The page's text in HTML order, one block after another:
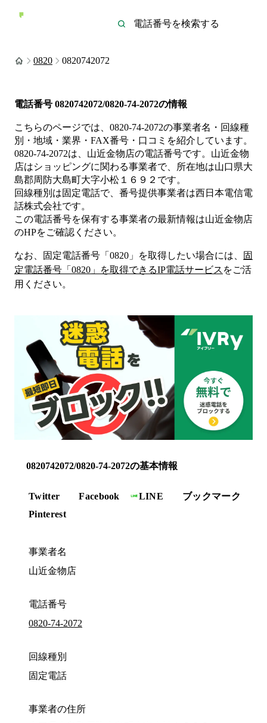
0820 0820742072
電話番号 0820742072/0820-74-2072の情報
こちらのページでは、 0820-74-2072の事業者名・回線種
別・地域・業界・FAX番号・口コミを紹介しています。
0820-74-2072は、 山近金物店の電話番号です。 山近金物
店はショッピングに関わる事業者で、所在地は山口県大
島郡周防大島町大字小松１６９２ です。
回線種別は固定電話で、番号提供事業者は西日本電信電
話株式会社です。
この電話番号を保有する事業者の最新情報は山近金物店
のHPをご確認ください。
なお、固定電話番号「 0820 」を取得したい場合には、
固
定電話番号「 0820 」を取得できるIP電話サービス をご活
用ください。
0820742072/0820-74-2072の基本情報
Twitter Facebook LINE
ブックマーク
Pinterest
事業者名
山近金物店
電話番号
0820-74-2072
回線種別
固定電話
事業者の住所